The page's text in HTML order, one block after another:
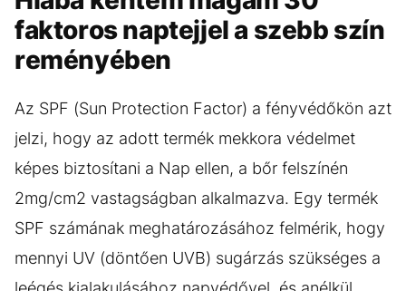
faktoros naptejjel a szebb szín
reményében
Az SPF (Sun Protection Factor) a fényvédőkön azt
jelzi, hogy az adott termék mekkora védelmet
képes biztosítani a Nap ellen, a bőr felszínén
2mg/cm2 vastagságban alkalmazva. Egy termék
SPF számának meghatározásához felmérik, hogy
mennyi UV (döntően UVB) sugárzás szükséges a